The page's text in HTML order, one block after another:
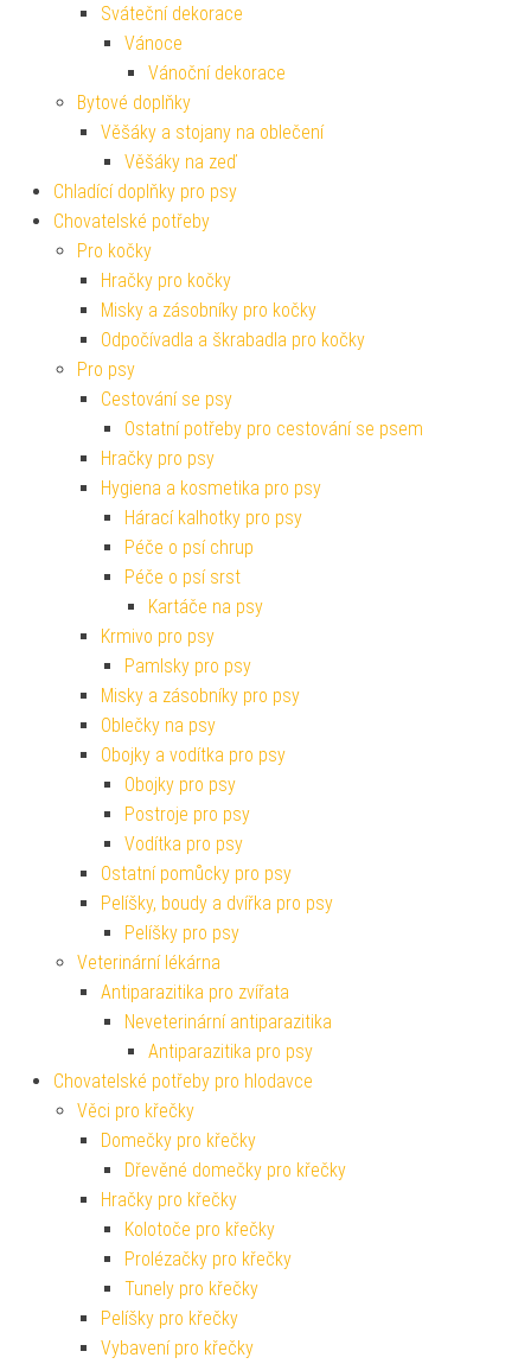
Sváteční dekorace
Vánoce
Vánoční dekorace
Bytové doplňky
Věšáky a stojany na oblečení
Věšáky na zeď
Chladící doplňky pro psy
Chovatelské potřeby
Pro kočky
Hračky pro kočky
Misky a zásobníky pro kočky
Odpočívadla a škrabadla pro kočky
Pro psy
Cestování se psy
Ostatní potřeby pro cestování se psem
Hračky pro psy
Hygiena a kosmetika pro psy
Hárací kalhotky pro psy
Péče o psí chrup
Péče o psí srst
Kartáče na psy
Krmivo pro psy
Pamlsky pro psy
Misky a zásobníky pro psy
Oblečky na psy
Obojky a vodítka pro psy
Obojky pro psy
Postroje pro psy
Vodítka pro psy
Ostatní pomůcky pro psy
Pelíšky, boudy a dvířka pro psy
Pelíšky pro psy
Veterinární lékárna
Antiparazitika pro zvířata
Neveterinární antiparazitika
Antiparazitika pro psy
Chovatelské potřeby pro hlodavce
Věci pro křečky
Domečky pro křečky
Dřevěné domečky pro křečky
Hračky pro křečky
Kolotoče pro křečky
Prolézačky pro křečky
Tunely pro křečky
Pelíšky pro křečky
Vybavení pro křečky